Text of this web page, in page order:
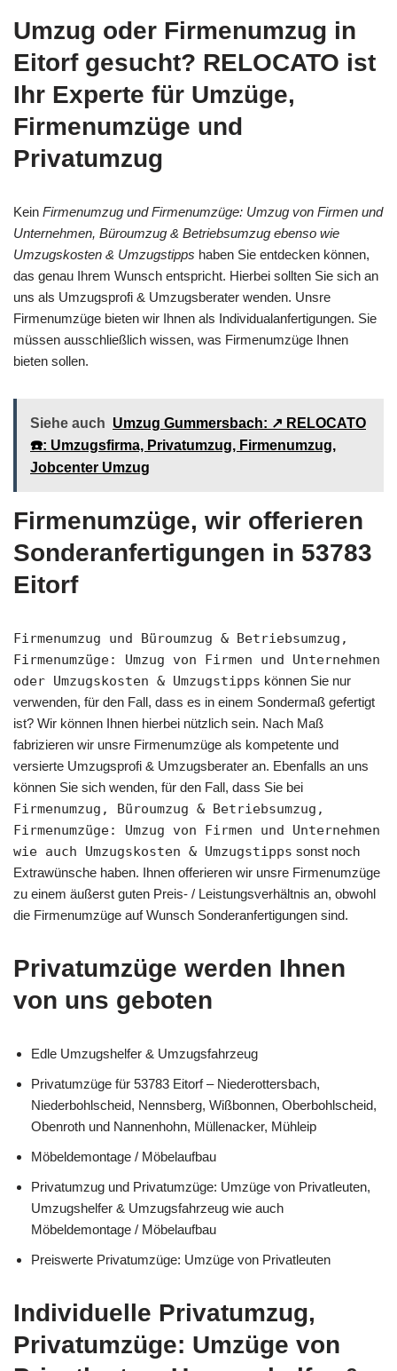
Umzug oder Firmenumzug in
Eitorf gesucht? RELOCATO ist
Ihr Experte für Umzüge,
Firmenumzüge und
Privatumzug
Kein Firmenumzug und Firmenumzüge: Umzug von Firmen und
Unternehmen, Büroumzug & Betriebsumzug ebenso wie
Umzugskosten & Umzugstipps haben Sie entdecken können,
das genau Ihrem Wunsch entspricht. Hierbei sollten Sie sich an
uns als Umzugsprofi & Umzugsberater wenden. Unsre
Firmenumzüge bieten wir Ihnen als Individualanfertigungen. Sie
müssen ausschließlich wissen, was Firmenumzüge Ihnen
bieten sollen.
Siehe auch Umzug Gummersbach: ↗️ RELOCATO
☎️: Umzugsfirma, Privatumzug, Firmenumzug,
Jobcenter Umzug
Firmenumzüge, wir offerieren
Sonderanfertigungen in 53783
Eitorf
Firmenumzug und Büroumzug & Betriebsumzug,
Firmenumzüge: Umzug von Firmen und Unternehmen
oder Umzugskosten & Umzugstipps können Sie nur
verwenden, für den Fall, dass es in einem Sondermaß gefertigt
ist? Wir können Ihnen hierbei nützlich sein. Nach Maß
fabrizieren wir unsre Firmenumzüge als kompetente und
versierte Umzugsprofi & Umzugsberater an. Ebenfalls an uns
können Sie sich wenden, für den Fall, dass Sie bei
Firmenumzug, Büroumzug & Betriebsumzug,
Firmenumzüge: Umzug von Firmen und Unternehmen
wie auch Umzugskosten & Umzugstipps sonst noch
Extrawünsche haben. Ihnen offerieren wir unsre Firmenumzüge
zu einem äußerst guten Preis- / Leistungsverhältnis an, obwohl
die Firmenumzüge auf Wunsch Sonderanfertigungen sind.
Privatumzüge werden Ihnen
von uns geboten
Edle Umzugshelfer & Umzugsfahrzeug
Privatumzüge für 53783 Eitorf – Niederottersbach,
Niederbohlscheid, Nennsberg, Wißbonnen, Oberbohlscheid,
Obenroth und Nannenhohn, Müllenacker, Mühleip
Möbeldemontage / Möbelaufbau
Privatumzug und Privatumzüge: Umzüge von Privatleuten,
Umzugshelfer & Umzugsfahrzeug wie auch
Möbeldemontage / Möbelaufbau
Preiswerte Privatumzüge: Umzüge von Privatleuten
Individuelle Privatumzug,
Privatumzüge: Umzüge von